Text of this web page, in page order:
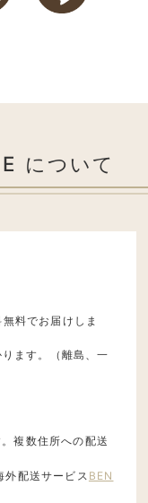
について
料でお届けしま
ます。（離島、一
複数住所への配送
外配送サービス BEN